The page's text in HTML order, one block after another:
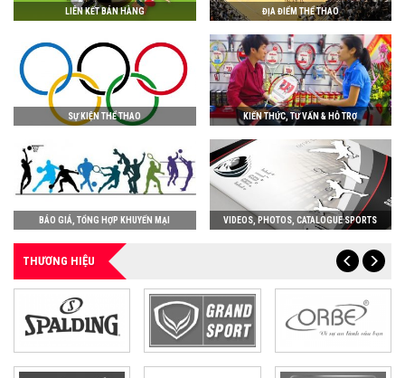
LIÊN KẾT BÁN HÀNG ĐỊA ĐIỂM THỂ THAO
SỰ KIỆN THỂ THAO KIẾN THỨC, TƯ VẤN & HỖ TRỢ
BÁO GIÁ, TỔNG HỢP KHUYẾN MẠI VIDEOS, PHOTOS, CATALOGUE SPORTS
THƯƠNG HIỆU